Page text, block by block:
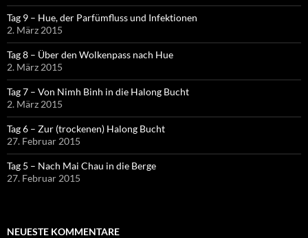
Tag 9 – Hue, der Parfümfluss und Infektionen
2. März 2015
Tag 8 – Über den Wolkenpass nach Hue
2. März 2015
Tag 7 – Von Nimh Binh in die Halong Bucht
2. März 2015
Tag 6 – Zur (trockenen) Halong Bucht
27. Februar 2015
Tag 5 – Nach Mai Chau in die Berge
27. Februar 2015
NEUESTE KOMMENTARE